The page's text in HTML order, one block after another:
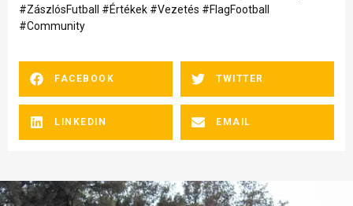
#ZászlósFutball #Értékek #Vezetés #FlagFootball
#Community
FACEBOOK TWITTER
LINKEDIN EMAIL